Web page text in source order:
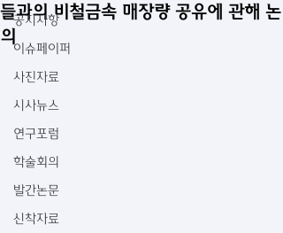
공지사항
이슈페이퍼
사진자료
시사뉴스
연구포럼
학술회의
발간논문
신착자료
들과의 비철금속 매장량 공유에 관해 논
의